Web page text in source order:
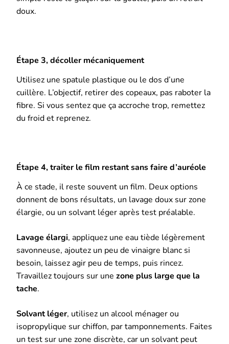
doux.
Étape 3, décoller mécaniquement
Utilisez une spatule plastique ou le dos d’une
cuillère. L’objectif, retirer des copeaux, pas raboter la
fibre. Si vous sentez que ça accroche trop, remettez
du froid et reprenez.
Étape 4, traiter le film restant sans faire d’auréole
À ce stade, il reste souvent un film. Deux options
donnent de bons résultats, un lavage doux sur zone
élargie, ou un solvant léger après test préalable.
Lavage élargi, appliquez une eau tiède légèrement
savonneuse, ajoutez un peu de vinaigre blanc si
besoin, laissez agir peu de temps, puis rincez.
Travaillez toujours sur une zone plus large que la
tache.
Solvant léger, utilisez un alcool ménager ou
isopropylique sur chiffon, par tamponnements. Faites
un test sur une zone discrète, car un solvant peut